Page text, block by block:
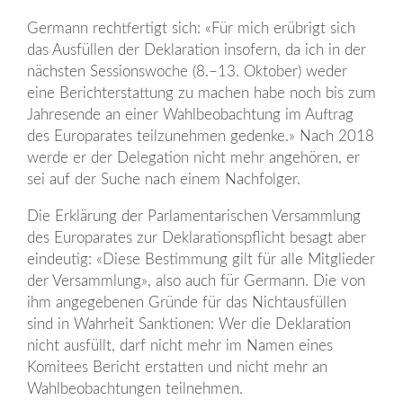
Germann rechtfertigt sich: «Für mich erübrigt sich
das Ausfüllen der Deklaration insofern, da ich in der
nächsten Sessionswoche (8.–13. Oktober) weder
eine Berichterstattung zu machen habe noch bis zum
Jahresende an einer Wahlbeobachtung im Auftrag
des Europarates teilzunehmen gedenke.» Nach 2018
werde er der Delegation nicht mehr angehören, er
sei auf der Suche nach einem Nachfolger.
Die Erklärung der Parlamentarischen Versammlung
des Europarates zur Deklarationspflicht besagt aber
eindeutig: «Diese Bestimmung gilt für alle Mitglieder
der Versammlung», also auch für Germann. Die von
ihm angegebenen Gründe für das Nichtausfüllen
sind in Wahrheit Sanktionen: Wer die Deklaration
nicht ausfüllt, darf nicht mehr im Namen eines
Komitees Bericht erstatten und nicht mehr an
Wahlbeobachtungen teilnehmen.